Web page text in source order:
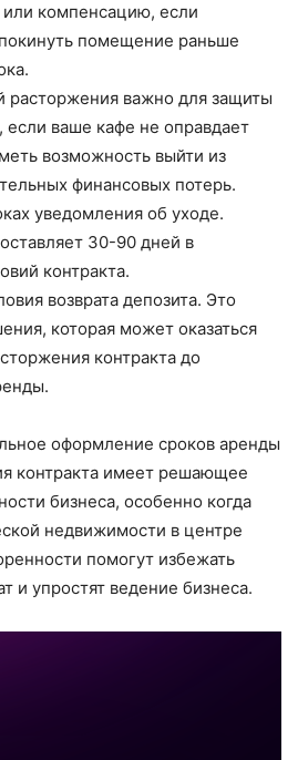
или компенсацию, если
помещение раньше
расторжения важно для защиты
ваше кафе не оправдает
возможность выйти из
финансовых потерь.
уведомления об уходе.
30-90 дней в
контракта.
возврата депозита. Это
которая может оказаться
контракта до
оформление сроков аренды
контракта имеет решающее
бизнеса, особенно когда
недвижимости в центре
помогут избежать
и упростят ведение бизнеса.